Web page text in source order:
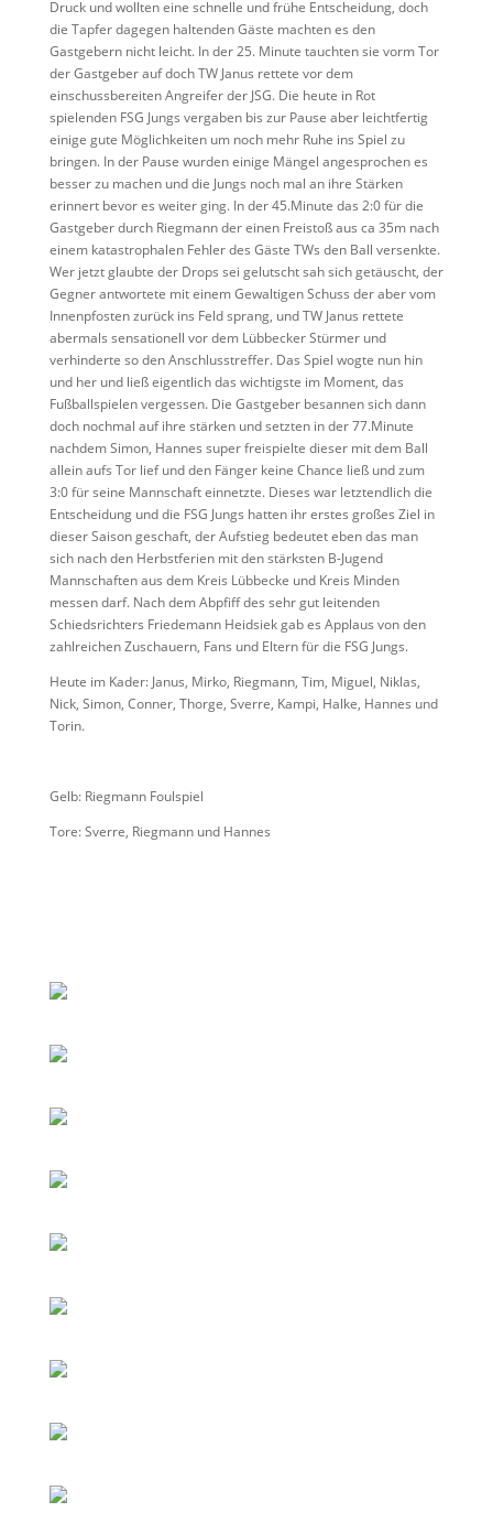
Druck und wollten eine schnelle und frühe Entscheidung, doch
die Tapfer dagegen haltenden Gäste machten es den
Gastgebern nicht leicht. In der 25. Minute tauchten sie vorm Tor
der Gastgeber auf doch TW Janus rettete vor dem
einschussbereiten Angreifer der JSG. Die heute in Rot
spielenden FSG Jungs vergaben bis zur Pause aber leichtfertig
einige gute Möglichkeiten um noch mehr Ruhe ins Spiel zu
bringen. In der Pause wurden einige Mängel angesprochen es
besser zu machen und die Jungs noch mal an ihre Stärken
erinnert bevor es weiter ging. In der 45.Minute das 2:0 für die
Gastgeber durch Riegmann der einen Freistoß aus ca 35m nach
einem katastrophalen Fehler des Gäste TWs den Ball versenkte.
Wer jetzt glaubte der Drops sei gelutscht sah sich getäuscht, der
Gegner antwortete mit einem Gewaltigen Schuss der aber vom
Innenpfosten zurück ins Feld sprang, und TW Janus rettete
abermals sensationell vor dem Lübbecker Stürmer und
verhinderte so den Anschlusstreffer. Das Spiel wogte nun hin
und her und ließ eigentlich das wichtigste im Moment, das
Fußballspielen vergessen. Die Gastgeber besannen sich dann
doch nochmal auf ihre stärken und setzten in der 77.Minute
nachdem Simon, Hannes super freispielte dieser mit dem Ball
allein aufs Tor lief und den Fänger keine Chance ließ und zum
3:0 für seine Mannschaft einnetzte. Dieses war letztendlich die
Entscheidung und die FSG Jungs hatten ihr erstes großes Ziel in
dieser Saison geschaft, der Aufstieg bedeutet eben das man
sich nach den Herbstferien mit den stärksten B-Jugend
Mannschaften aus dem Kreis Lübbecke und Kreis Minden
messen darf. Nach dem Abpfiff des sehr gut leitenden
Schiedsrichters Friedemann Heidsiek gab es Applaus von den
zahlreichen Zuschauern, Fans und Eltern für die FSG Jungs.
Heute im Kader: Janus, Mirko, Riegmann, Tim, Miguel, Niklas,
Nick, Simon, Conner, Thorge, Sverre, Kampi, Halke, Hannes und
Torin.
Gelb: Riegmann Foulspiel
Tore: Sverre, Riegmann und Hannes